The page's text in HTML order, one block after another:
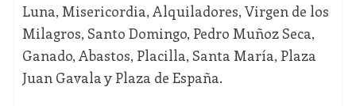
Luna, Misericordia, Alquiladores, Virgen de los
Milagros, Santo Domingo, Pedro Muñoz Seca,
Ganado, Abastos, Placilla, Santa María, Plaza
Juan Gavala y Plaza de España.